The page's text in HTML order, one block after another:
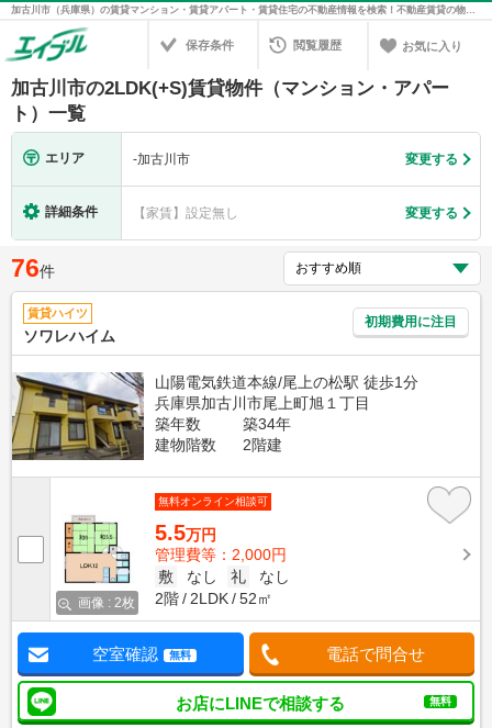
加古川市（兵庫県）の賃貸マンション・賃貸アパート・賃貸住宅の不動産情報を検索！不動産賃貸の物件探しは、お部屋探しのエイブル
保存条件 閲覧履歴 お気に入り
加古川市の2LDK(+S)賃貸物件（マンション・アパー
ト）一覧
エリア -加古川市 変更する
詳細条件 【家賃】設定無し 変更する
76件
賃貸ハイツ
ソワレハイム
初期費用に注目
山陽電気鉄道本線/尾上の松駅 徒歩1分
兵庫県加古川市尾上町旭１丁目
築年数
築34年
建物階数
2階建
画像 : 2枚
無料オンライン相談可
5.5万円
管理費等：2,000円
敷
なし 礼
なし
2階
2LDK 52㎡
空室確認 無料 電話で問合せ
お店にLINEで相談する 無料